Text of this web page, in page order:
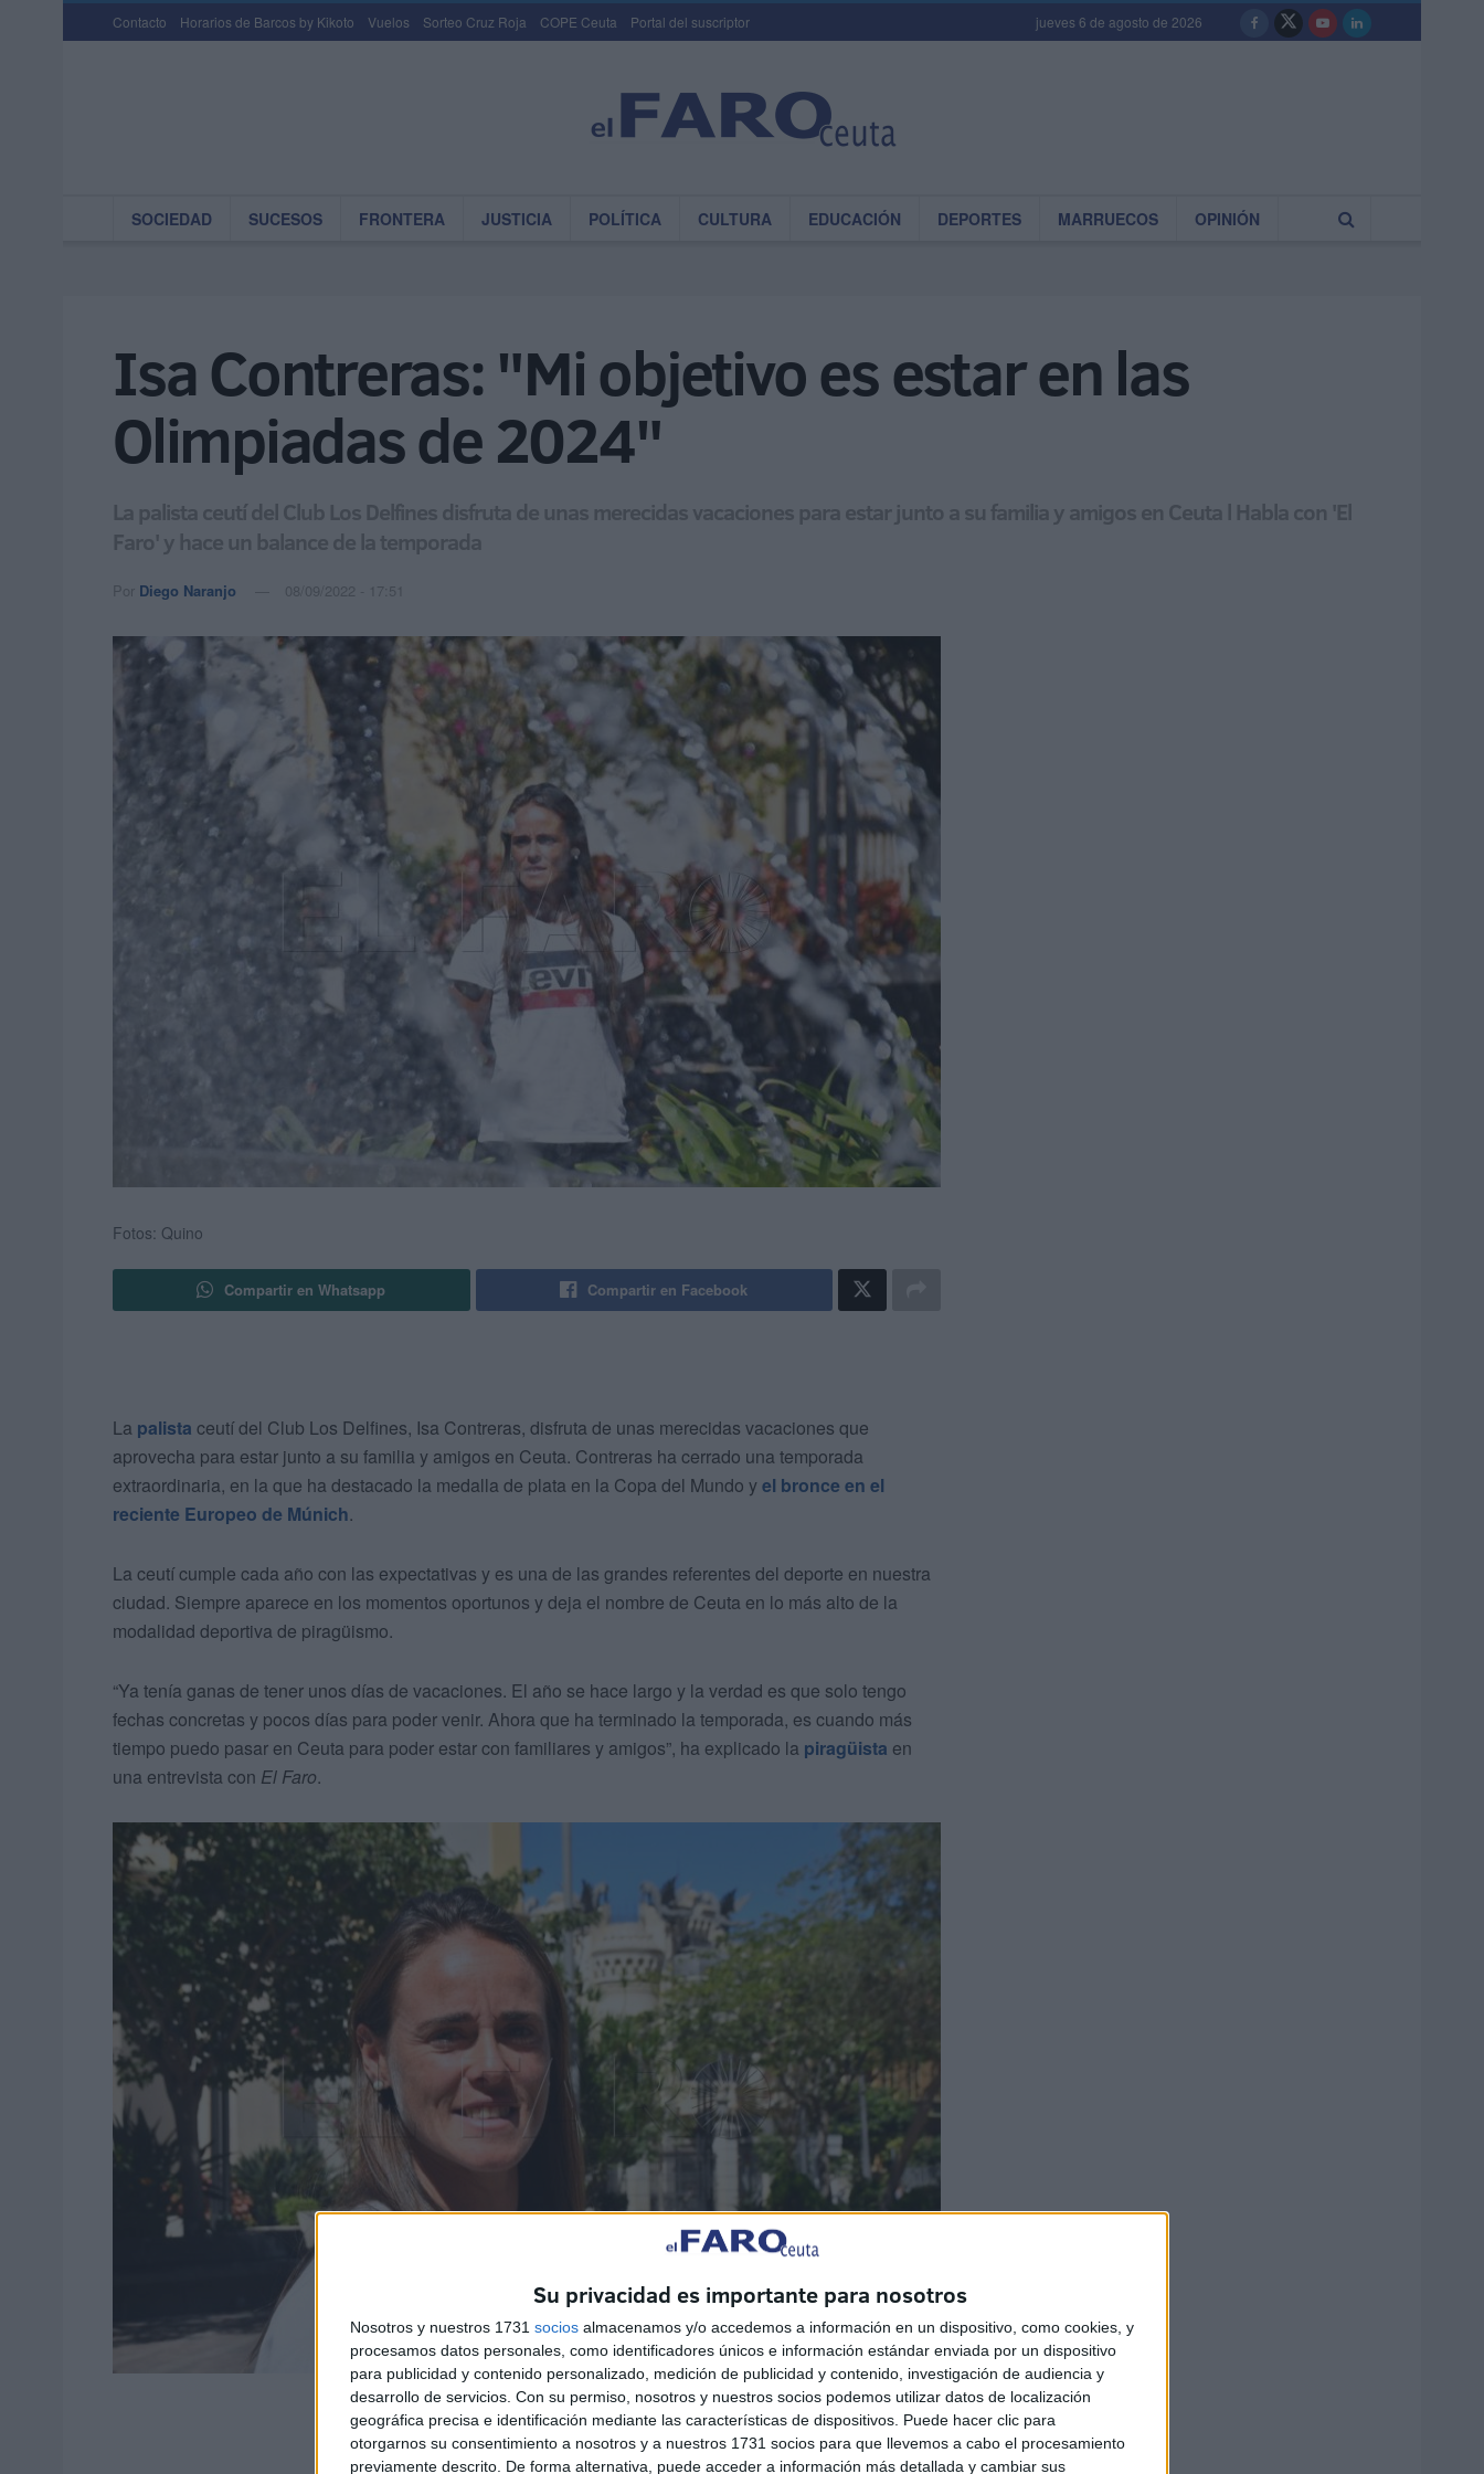
Su privacidad es importante para nosotros
Nosotros y nuestros 1731 socios almacenamos y/o accedemos a información en un dispositivo, como cookies, y
procesamos datos personales, como identificadores únicos e información estándar enviada por un dispositivo
para publicidad y contenido personalizado, medición de publicidad y contenido, investigación de audiencia y
desarrollo de servicios. Con su permiso, nosotros y nuestros socios podemos utilizar datos de localización
geográfica precisa e identificación mediante las características de dispositivos. Puede hacer clic para
otorgarnos su consentimiento a nosotros y a nuestros 1731 socios para que llevemos a cabo el procesamiento
previamente descrito. De forma alternativa, puede acceder a información más detallada y cambiar sus
Contacto Horarios de Barcos by Kikoto Vuelos Sorteo Cruz Roja COPE Ceuta Portal del suscriptor jueves 6 de agosto de 2026
SOCIEDAD SUCESOS FRONTERA JUSTICIA POLÍTICA CULTURA EDUCACIÓN DEPORTES MARRUECOS OPINIÓN
Isa Contreras: "Mi objetivo es estar en las
Olimpiadas de 2024"
La palista ceutí del Club Los Delfines disfruta de unas merecidas vacaciones para estar junto a su familia y amigos en Ceuta l Habla con 'El
Faro' y hace un balance de la temporada
Por Diego Naranjo 08/09/2022 - 17:51
Fotos: Quino
Compartir en Whatsapp Compartir en Facebook
La palista ceutí del Club Los Delfines, Isa Contreras, disfruta de unas merecidas vacaciones que
aprovecha para estar junto a su familia y amigos en Ceuta. Contreras ha cerrado una temporada
extraordinaria, en la que ha destacado la medalla de plata en la Copa del Mundo yel bronce en el
reciente Europeo de Múnich.
La ceutí cumple cada año con las expectativas y es una de las grandes referentes del deporte en nuestra
ciudad. Siempre aparece en los momentos oportunos y deja el nombre de Ceuta en lo más alto de la
modalidad deportiva de piragüismo.
“Ya tenía ganas de tener unos días de vacaciones. El año se hace largo y la verdad es que solo tengo
fechas concretas y pocos días para poder venir. Ahora que ha terminado la temporada, es cuando más
tiempo puedo pasar en Ceuta para poder estar con familiares y amigos”, ha explicado la piragüista en
una entrevista con El Faro.